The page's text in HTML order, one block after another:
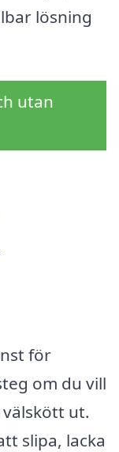
lösning
utan
för
om du vill
ut.
slipa, lacka